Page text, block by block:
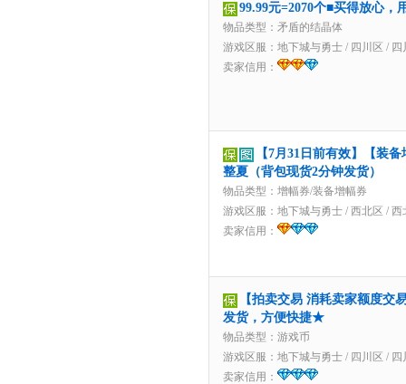
99.99元=2070个■买得放心，
物品类型：矛盾的结晶体
游戏区服： 地下城与勇士 / 四川区 / 四
卖家信用：
【7月31日前有效】【装
整夏（背包现货2分钟发货）
物品类型：增幅券/装备增幅券
游戏区服： 地下城与勇士 / 西北区 / 西
卖家信用：
【拍卖交易 消耗卖家额度交
发货，方便快捷★
物品类型：游戏币
游戏区服： 地下城与勇士 / 四川区 / 四
卖家信用：